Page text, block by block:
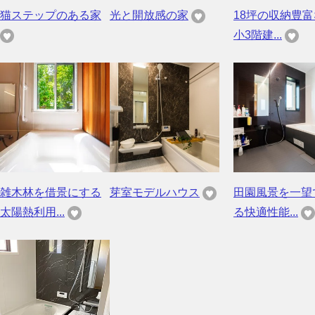
猫ステップのある家 光と開放感の家
18坪の収納豊
小3階建...
雑木林を借景にする
太陽熱利用...
芽室モデルハウス
田園風景を一望
る快適性能...